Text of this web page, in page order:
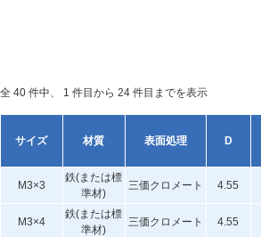
全 40 件中、 1 件目から 24 件目までを表示
サイズ 材質 表面処理 D
M3×3
鉄(または標
準材)
三価クロメート 4.55
M3×4
鉄(または標
準材)
三価クロメート 4.55